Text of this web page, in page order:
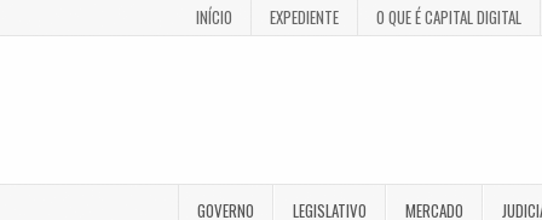
INÍCIO EXPEDIENTE O QUE É CAPITAL DIGITAL
GOVERNO LEGISLATIVO MERCADO